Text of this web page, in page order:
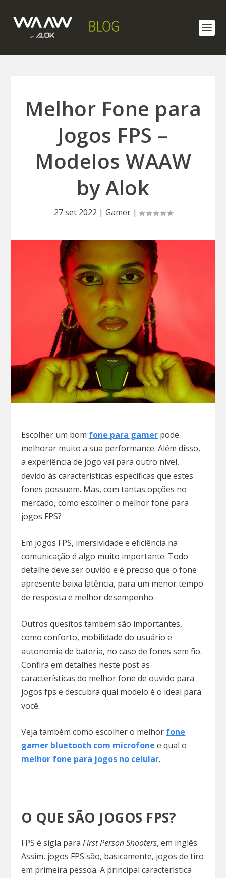
Melhor Fone para
Jogos FPS –
Modelos WAAW
by Alok
27 set 2022 | Gamer|
Escolher um bom fone para gamer pode
melhorar muito a sua performance. Além disso,
a experiência de jogo vai para outro nível,
devido às características específicas que estes
fones possuem. Mas, com tantas opções no
mercado, como escolher o melhor fone para
jogos FPS?
Em jogos FPS, imersividade e eficiência na
comunicação é algo muito importante. Todo
detalhe deve ser ouvido e é preciso que o fone
apresente baixa latência, para um menor tempo
de resposta e melhor desempenho.
Outros quesitos também são importantes,
como conforto, mobilidade do usuário e
autonomia de bateria, no caso de fones sem fio.
Confira em detalhes neste post as
características do melhor fone de ouvido para
jogos fps e descubra qual modelo é o ideal para
você.
Veja também como escolher o melhor fone
gamer bluetooth com microfone e qual o
melhor fone para jogos no celular.
O QUE SÃO JOGOS FPS?
FPS é sigla paraFirst Person Shooters, em inglês.
Assim, jogos FPS são, basicamente, jogos de tiro
em primeira pessoa. A principal característica